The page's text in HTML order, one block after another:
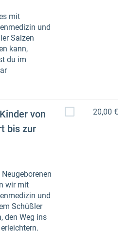
mit
und
Salzen
kann,
du im
von
bis zur
wir mit
und
Schüßler
den Weg ins
20,00 €